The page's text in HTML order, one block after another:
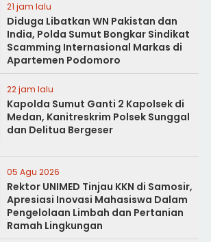
21 jam lalu
Diduga Libatkan WN Pakistan dan
India, Polda Sumut Bongkar Sindikat
Scamming Internasional Markas di
Apartemen Podomoro
22 jam lalu
Kapolda Sumut Ganti 2 Kapolsek di
Medan, Kanitreskrim Polsek Sunggal
dan Delitua Bergeser
05 Agu 2026
Rektor UNIMED Tinjau KKN di Samosir,
Apresiasi Inovasi Mahasiswa Dalam
Pengelolaan Limbah dan Pertanian
Ramah Lingkungan